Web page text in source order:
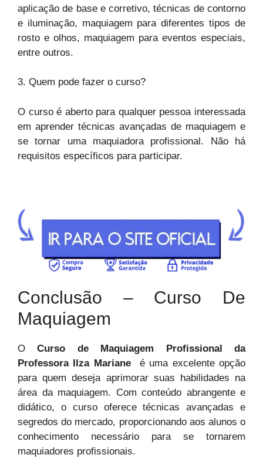
aplicação de base e corretivo, técnicas de contorno
e iluminação, maquiagem para diferentes tipos de
rosto e olhos, maquiagem para eventos especiais,
entre outros.
3. Quem pode fazer o curso?
O curso é aberto para qualquer pessoa interessada
em aprender técnicas avançadas de maquiagem e
se tornar uma maquiadora profissional. Não há
requisitos específicos para participar.
Conclusão – Curso De
Maquiagem
OCurso de Maquiagem Profissional da
Professora Ilza Marianeé uma excelente opção
para quem deseja aprimorar suas habilidades na
área da maquiagem. Com conteúdo abrangente e
didático, o curso oferece técnicas avançadas e
segredos do mercado, proporcionando aos alunos o
conhecimento necessário para se tornarem
maquiadores profissionais.